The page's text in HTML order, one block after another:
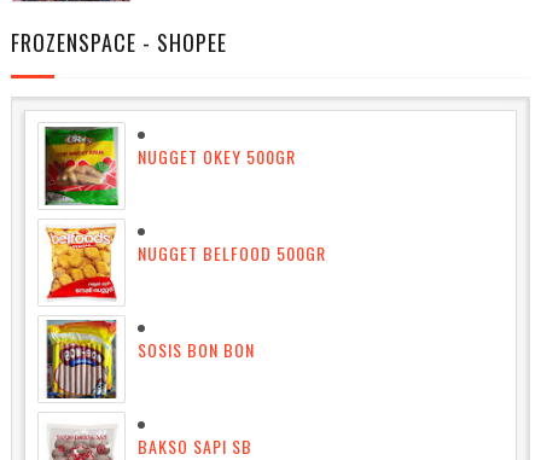
FROZENSPACE - SHOPEE
NUGGET OKEY 500GR
NUGGET BELFOOD 500GR
SOSIS BON BON
BAKSO SAPI SB